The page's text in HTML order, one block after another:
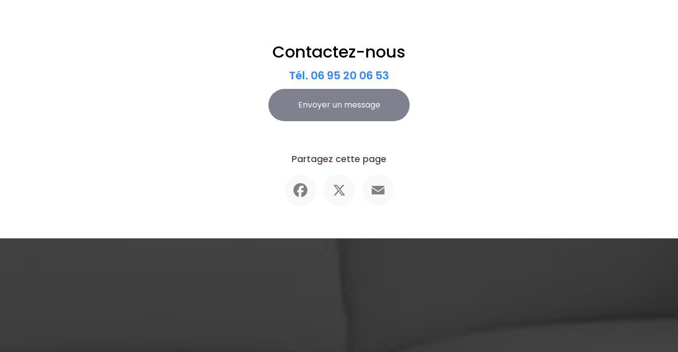
Contactez-nous
Tél. 06 95 20 06 53
Envoyer un message
Partagez cette page